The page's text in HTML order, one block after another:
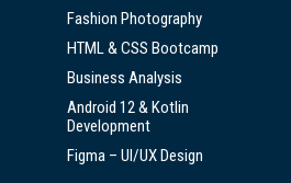
Fashion Photography
HTML & CSS Bootcamp
Business Analysis
Android 12 & Kotlin
Development
Figma – UI/UX Design